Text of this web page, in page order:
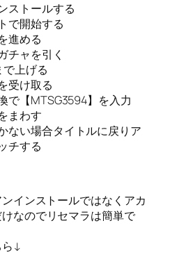
ストールする
で開始する
進める
チャを引く
上げる
受け取る
で【MTSG3594】を入力
まわす
ない場合タイトルに戻りア
チする
インストールではなくアカ
なのでリセマラは簡単で
ら↓